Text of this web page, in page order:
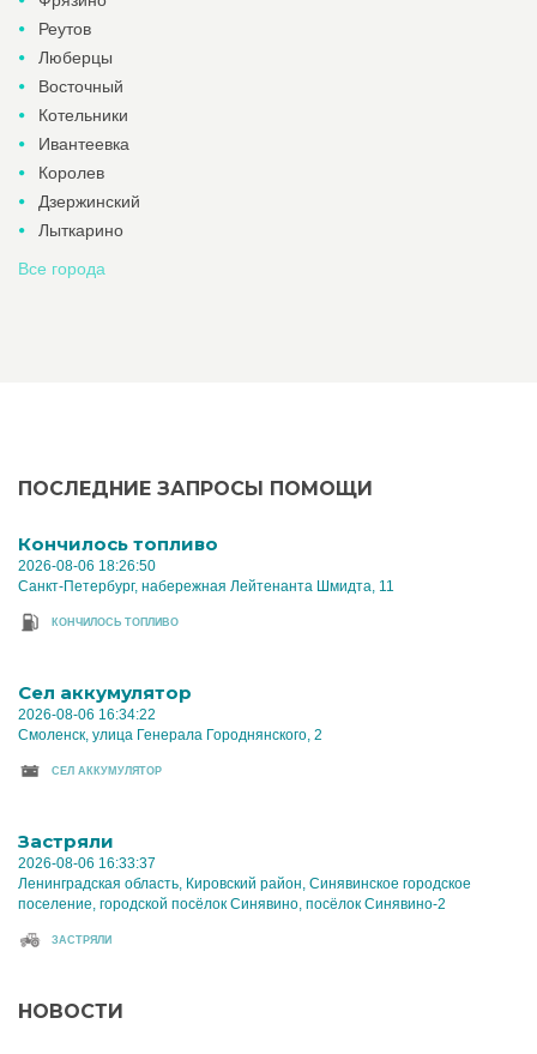
Реутов
Люберцы
Восточный
Котельники
Ивантеевка
Королев
Дзержинский
Лыткарино
Все города
ПОСЛЕДНИЕ ЗАПРОСЫ ПОМОЩИ
Кончилось топливо
2026-08-06 18:26:50
Санкт-Петербург, набережная Лейтенанта Шмидта, 11
КОНЧИЛОСЬ ТОПЛИВО
Cел аккумулятор
2026-08-06 16:34:22
Смоленск, улица Генерала Городнянского, 2
CЕЛ АККУМУЛЯТОР
Застряли
2026-08-06 16:33:37
Ленинградская область, Кировский район, Синявинское городское
поселение, городской посёлок Синявино, посёлок Синявино-2
ЗАСТРЯЛИ
НОВОСТИ